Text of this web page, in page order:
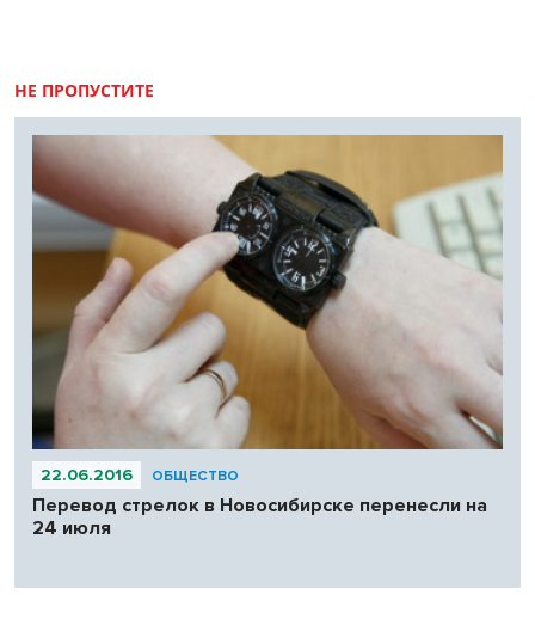
НЕ ПРОПУСТИТЕ
22.06.2016 ОБЩЕСТВО
Перевод стрелок в Новосибирске перенесли на
24 июля